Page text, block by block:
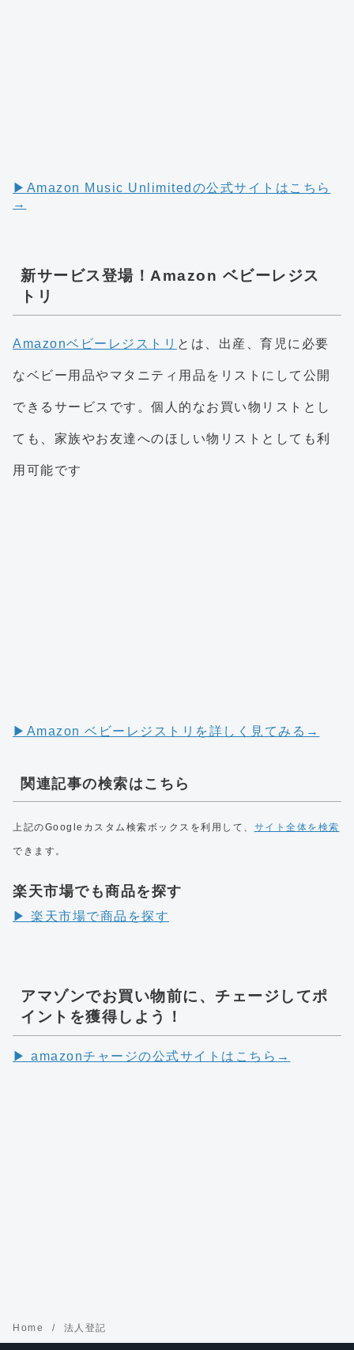
▶︎Amazon Music Unlimitedの公式サイトはこちら
→
新サービス登場！Amazon ベビーレジス
トリ
Amazonベビーレジストリ とは、出産、育児に必要
なベビー用品やマタニティ用品をリストにして公開
できるサービスです。個人的なお買い物リストとし
ても、家族やお友達へのほしい物リストとしても利
用可能です
▶︎Amazon ベビーレジストリを詳しく見てみる→
関連記事の検索はこちら
上記のGoogleカスタム検索ボックスを利用して、 サイト全体を検索
できます。
楽天市場でも商品を探す
▶︎ 楽天市場で商品を探す
アマゾンでお買い物前に、チェージしてポ
イントを獲得しよう！
▶︎ amazonチャージの公式サイトはこちら→
Home 法人登記